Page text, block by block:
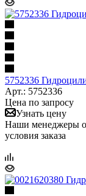
5752336
Арт.: 5752336
Цена по запросу
Узнать цену
Наши менеджеры
условия заказа